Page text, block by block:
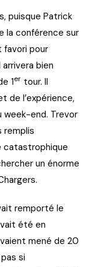
puisque Patrick
la conférence sur
favori pour
bien
1er tour. Il
de l’expérience,
week-end. Trevor
remplis
catastrophique
un énorme
remporté le
été en
mené de 20
si